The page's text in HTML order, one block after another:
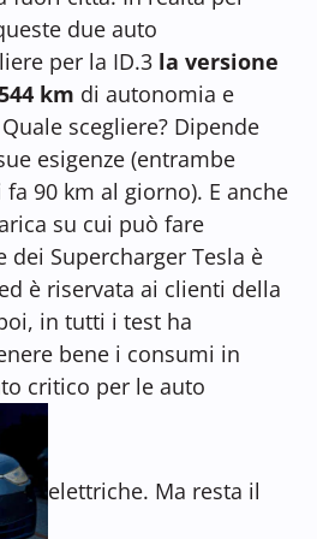
due auto
per la ID.3 la versione
km di autonomia e
Quale scegliere? Dipende
esigenze (entrambe
90 km al giorno). E anche
su cui può fare
Supercharger Tesla è
è riservata ai clienti della
in tutti i test ha
bene i consumi in
critico per le auto
elettriche. Ma resta il